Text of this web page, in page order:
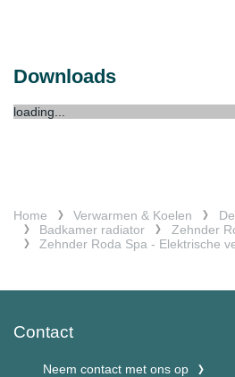
Downloads
loading...
Home Verwarmen & Koelen
Badkamer radiator
Zehnder
Zehnder Roda Spa - Elektrische
Contact
Neem contact met ons op